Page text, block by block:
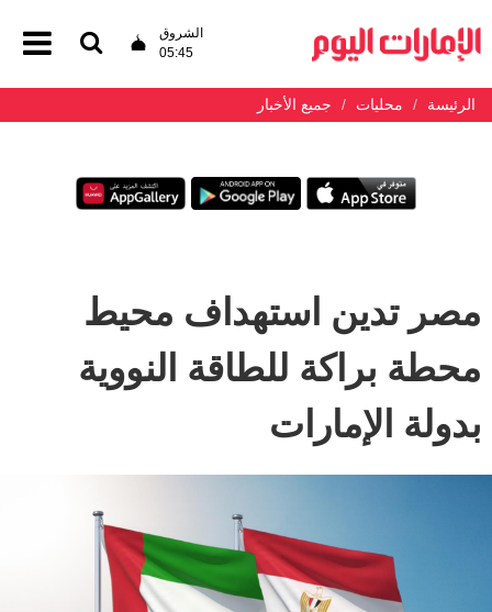
الشروق
05:45
الرئيسة محليات جميع الأخبار
مصر تدين استهداف محيط
محطة براكة للطاقة النووية
بدولة الإمارات